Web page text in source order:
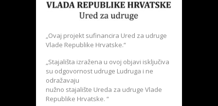
„Ovaj projekt sufinancira Ured za udruge
Vlade Republike Hrvatske.“
„Stajališta izražena u ovoj objavi isključiva
su odgovornost udruge Ludruga i ne
odražavaju
nužno stajalište Ureda za udruge Vlade
Republike Hrvatske. “